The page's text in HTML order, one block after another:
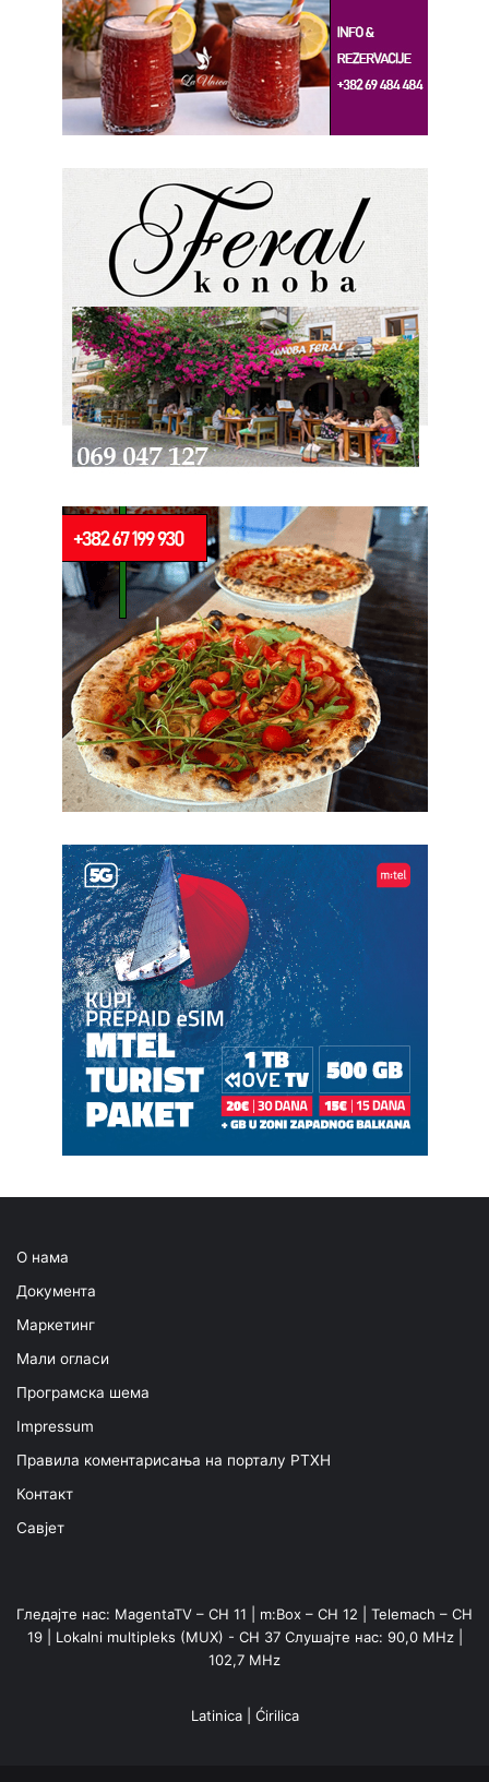
О нама
Документа
Маркетинг
Мали огласи
Програмска шема
Impressum
Правила коментарисања на порталу РТХН
Контакт
Савјет
Гледајте нас: MagentaTV – CH 11 | m:Box – CH 12 | Telemach – CH
19 | Lokalni multipleks (MUX) - CH 37 Слушајте нас: 90,0 MHz |
102,7 MHz
Latinica| Ćirilica